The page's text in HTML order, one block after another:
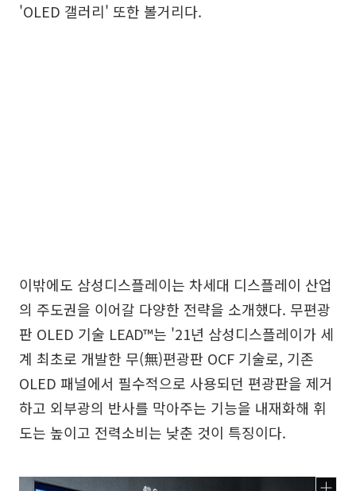
'OLED 갤러리' 또한 볼거리다.
이밖에도 삼성디스플레이는 차세대 디스플레이 산업
의 주도권을 이어갈 다양한 전략을 소개했다. 무편광
판 OLED 기술 LEAD™는 '21년 삼성디스플레이가 세
계 최초로 개발한 무(無)편광판 OCF 기술로, 기존
OLED 패널에서 필수적으로 사용되던 편광판을 제거
하고 외부광의 반사를 막아주는 기능을 내재화해 휘
도는 높이고 전력소비는 낮춘 것이 특징이다.